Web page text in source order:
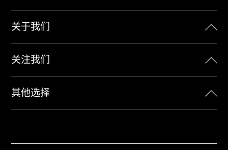
关于我们
关注我们
其他选择